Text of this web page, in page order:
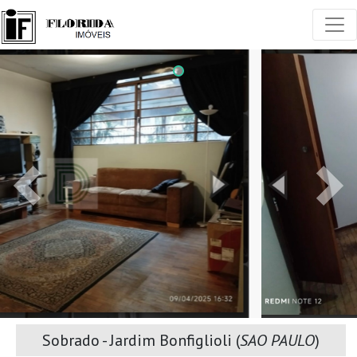
Anteríor
Sobrado - Jardim Bonfiglioli (SAO PAULO)